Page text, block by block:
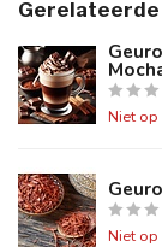
Niet op
Niet op